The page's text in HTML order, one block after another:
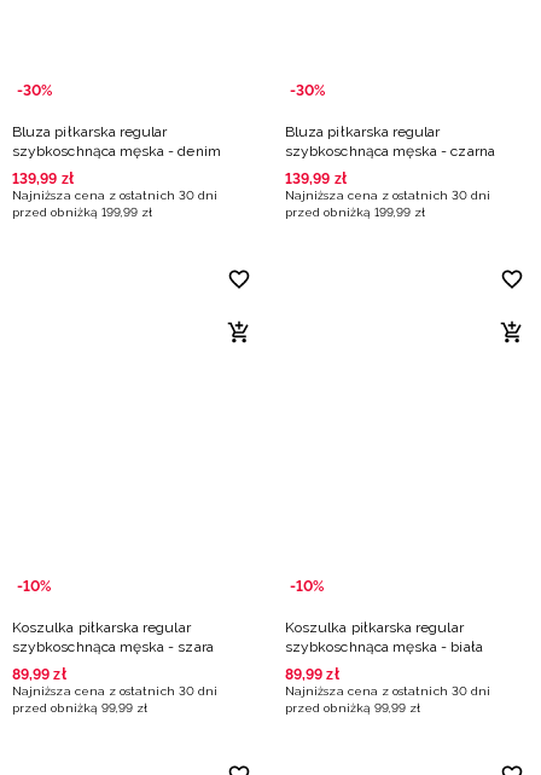
-30%
Bluza piłkarska regular
szybkoschnąca męska - denim
139,99 zł
Najniższa cena z ostatnich 30 dni
przed obniżką 199,99 zł
-30%
Bluza piłkarska regular
szybkoschnąca męska - czarna
139,99 zł
Najniższa cena z ostatnich 30 dni
przed obniżką 199,99 zł
-10%
Koszulka piłkarska regular
szybkoschnąca męska - szara
89,99 zł
Najniższa cena z ostatnich 30 dni
przed obniżką 99,99 zł
-10%
Koszulka piłkarska regular
szybkoschnąca męska - biała
89,99 zł
Najniższa cena z ostatnich 30 dni
przed obniżką 99,99 zł